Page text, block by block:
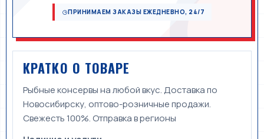
ПРИНИМАЕМ ЗАКАЗЫ ЕЖЕДНЕВНО, 24/7
КРАТКО О ТОВАРЕ
Рыбные консервы на любой вкус. Доставка по
Новосибирску, оптово-розничные продажи.
Свежесть 100%. Отправка в регионы